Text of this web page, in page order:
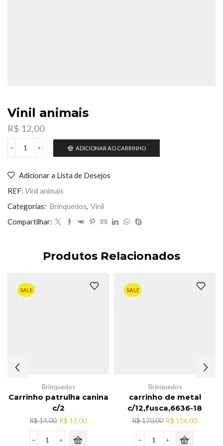
Vinil animais
R$ 12,00
Vinil
ADICIONAR AO CARRINHO
Adicionar a Lista de Desejos
REF: Vinil animais
Categorias: Brinquedos, Vinil
Compartilhar:
Produtos Relacionados
SALE
Brinquedos
Carrinho patrulha canina
c/2
R$14,00 O
preço
original
R$ 12,00O
Carrinho
SALE
Brinquedos
carrinho de metal
c/12,fusca,6636-18
R$170,00 O
preço
original
R$ 156,00O
carrinho